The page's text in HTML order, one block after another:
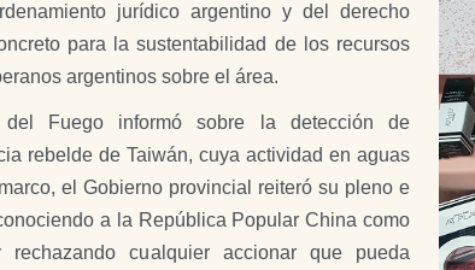
jurídico argentino y del derecho
para la sustentabilidad de los recursos
argentinos sobre el área.
Fuego informó sobre la detección de
rebelde de Taiwán, cuya actividad en aguas
el Gobierno provincial reiteró su pleno e
a la República Popular China como
cualquier accionar que pueda